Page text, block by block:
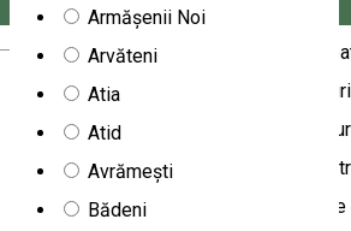
Armășenii Noi
Arvăteni
Atia
Atid
Avrămești
Bădeni
multe râsete, bancuri şi aici au avut cea
În camera cu 6 paturi se găsesc două
vis-a-vis de acestea se află 2 buc.
care sunt separate într-o oarecare
la mijloc. Personalitatea şi atmosfera
elementelor ornamentale ale casei,